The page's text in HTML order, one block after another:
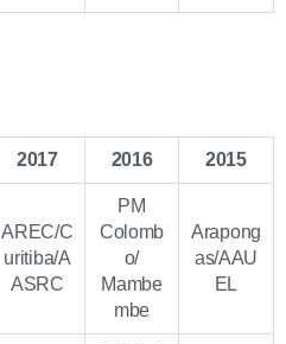
2017 2016 2015
AREC/C
uritiba/A
ASRC
PM
Colomb
o/
Mambe
mbe
Arapong
as/AAU
EL